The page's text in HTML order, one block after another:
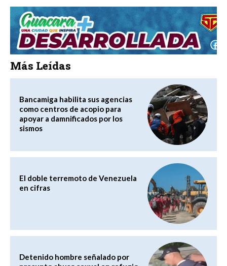
Más Leídas
Bancamiga habilita sus agencias
como centros de acopio para
apoyar a damnificados por los
sismos
El doble terremoto de Venezuela
en cifras
Detenido hombre señalado por